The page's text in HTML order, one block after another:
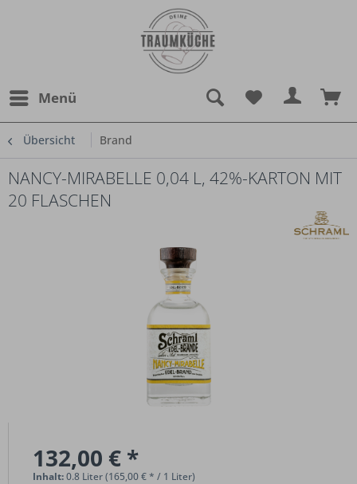
Menü
Übersicht Brand
NANCY-MIRABELLE 0,04 L, 42%-KARTON MIT
20 FLASCHEN
132,00 € *
Inhalt:0.8 Liter (165,00 € * / 1 Liter)